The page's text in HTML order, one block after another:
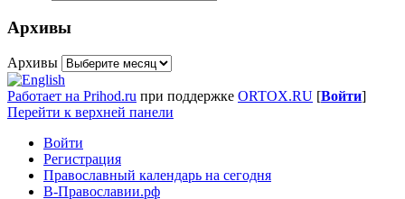
Архивы
Архивы
Работает на Prihod.ru при поддержке ORTOX.RU [Войти]
Перейти к верхней панели
Войти
Регистрация
Православный календарь на сегодня
В-Православии.рф